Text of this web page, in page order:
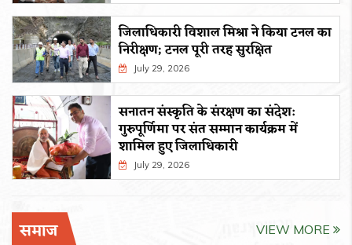
जिलाधिकारी विशाल मिश्रा ने किया टनल का
निरीक्षण; टनल पूरी तरह सुरक्षित
July 29, 2026
सनातन संस्कृति के संरक्षण का संदेश:
गुरुपूर्णिमा पर संत सम्मान कार्यक्रम में
शामिल हुए जिलाधिकारी
July 29, 2026
समाज VIEW MORE